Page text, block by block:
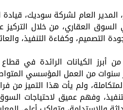
العام لشركة سوديك،
العقاري، من خلال التركيز
التصميم، وكفاءة التنفيذ،
الكيانات الرائدة في
من العمل المؤسسي
ولم يأت هذا التميز من
وفهم عميق لاحتياجات